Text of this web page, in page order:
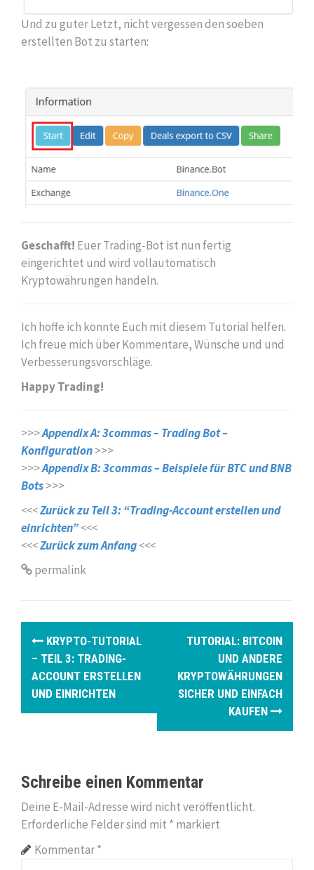
Und zu guter Letzt, nicht vergessen den soeben
erstellten Bot zu starten:
Geschafft! Euer Trading-Bot ist nun fertig
eingerichtet und wird vollautomatisch
Kryptowährungen handeln.
Ich hoffe ich konnte Euch mit diesem Tutorial helfen.
Ich freue mich über Kommentare, Wünsche und und
Verbesserungsvorschläge.
Happy Trading!
>>>Appendix A: 3commas – Trading Bot –
Konfiguration>>>
>>>Appendix B: 3commas – Beispiele für BTC und BNB
Bots>>>
<<<Zurück zu Teil 3: “Trading-Account erstellen und
einrichten”<<<
<<<Zurück zum Anfang<<<
permalink
P
t
a
v
i
g
KRYPTO-TUTORIAL
– TEIL 3: TRADING-
ACCOUNT ERSTELLEN
UND EINRICHTEN
TUTORIAL: BITCOIN
UND ANDERE
KRYPTOWÄHRUNGEN
SICHER UND EINFACH
KAUFEN
Schreibe einen Kommentar
Deine E-Mail-Adresse wird nicht veröffentlicht.
Erforderliche Felder sind mit * markiert
Kommentar*